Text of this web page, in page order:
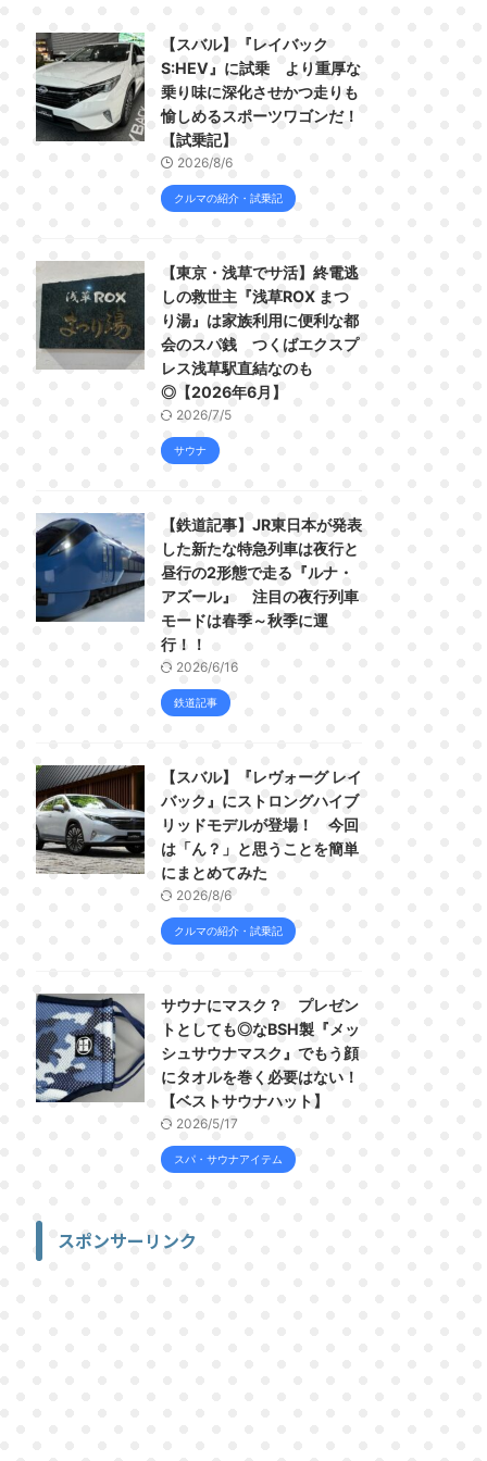
【スバル】『レイバック
S:HEV』に試乗 より重厚な
乗り味に深化させかつ走りも
愉しめるスポーツワゴンだ！
【試乗記】
2026/8/6
クルマの紹介・試乗記
【東京・浅草でサ活】終電逃
しの救世主『浅草ROX まつ
り湯』は家族利用に便利な都
会のスパ銭 つくばエクスプ
レス浅草駅直結なのも
◎【2026年6月】
2026/7/5
サウナ
【鉄道記事】JR東日本が発表
した新たな特急列車は夜行と
昼行の2形態で走る『ルナ・
アズール』 注目の夜行列車
モードは春季～秋季に運
行！！
2026/6/16
鉄道記事
【スバル】『レヴォーグ レイ
バック』にストロングハイブ
リッドモデルが登場！ 今回
は「ん？」と思うことを簡単
にまとめてみた
2026/8/6
クルマの紹介・試乗記
サウナにマスク？ プレゼン
トとしても◎なBSH製『メッ
シュサウナマスク』でもう顔
にタオルを巻く必要はない！
【ベストサウナハット】
2026/5/17
スパ・サウナアイテム
スポンサーリンク